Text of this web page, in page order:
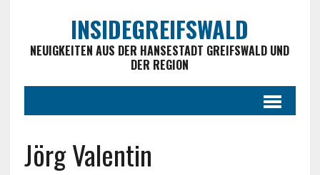
INSIDEGREIFSWALD
NEUIGKEITEN AUS DER HANSESTADT GREIFSWALD UND
DER REGION
Jörg Valentin